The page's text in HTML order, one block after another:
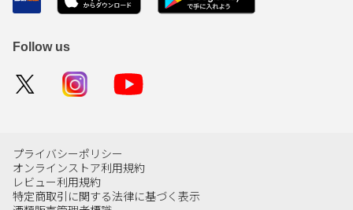
Follow us
プライバシーポリシー
オンラインストア利用規約
レビュー利用規約
特定商取引に関する法律に基づく表示